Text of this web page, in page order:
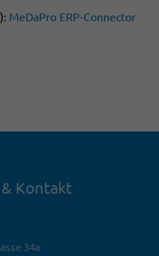
MeDaPro ERP-Connector
Kontakt
34a